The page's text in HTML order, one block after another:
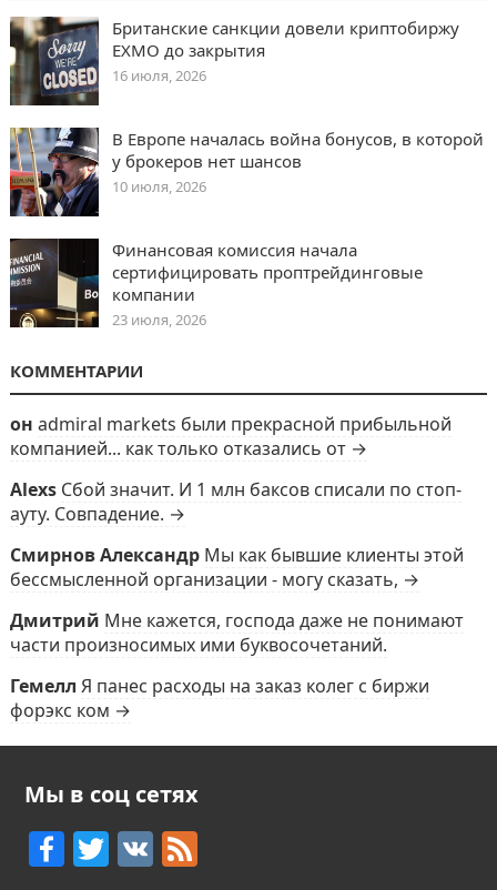
Британские санкции довели криптобиржу
EXMO до закрытия
16 июля, 2026
В Европе началась война бонусов, в которой
у брокеров нет шансов
10 июля, 2026
Финансовая комиссия начала
сертифицировать проптрейдинговые
компании
23 июля, 2026
КОММЕНТАРИИ
он admiral markets были прекрасной прибыльной
компанией... как только отказались от →
Alexs Сбой значит. И 1 млн баксов списали по стоп-
ауту. Совпадение. →
Смирнов Александр Мы как бывшие клиенты этой
бессмысленной организации - могу сказать, →
Дмитрий Мне кажется, господа даже не понимают
части произносимых ими буквосочетаний.
Гемелл Я панес расходы на заказ колег с биржи
форэкс ком →
Мы в соц сетях
F T V F